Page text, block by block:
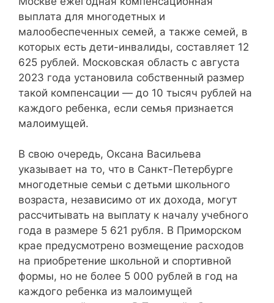
выплата для многодетных и
малообеспеченных семей, а также семей, в
которых есть дети-инвалиды, составляет 12
625 рублей. Московская область с августа
2023 года установила собственный размер
такой компенсации — до 10 тысяч рублей на
каждого ребенка, если семья признается
малоимущей.
В свою очередь, Оксана Васильева
указывает на то, что в Санкт-Петербурге
многодетные семьи с детьми школьного
возраста, независимо от их дохода, могут
рассчитывать на выплату к началу учебного
года в размере 5 621 рубля. В Приморском
крае предусмотрено возмещение расходов
на приобретение школьной и спортивной
формы, но не более 5 000 рублей в год на
каждого ребенка из малоимущей